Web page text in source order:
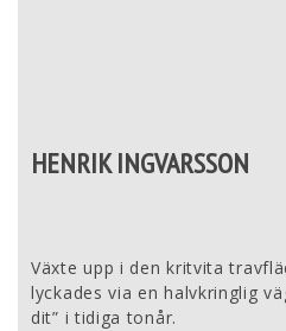
HENRIK INGVARSSON
Växte upp i den kritvita
lyckades via en halvkringlig
dit” i tidiga tonår.